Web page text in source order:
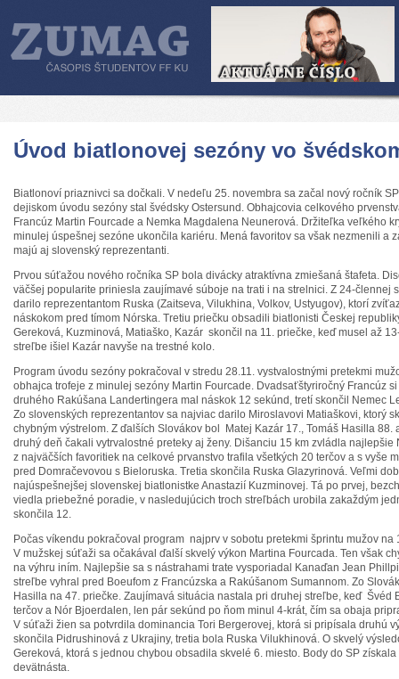
Úvod biatlonovej sezóny vo
Biatlonoví priaznivci sa dočkali. V nedeľu 25. novembra sa začal nový ročník
dejiskom úvodu sezóny stal švédsky Ostersund. Obhajcovia celkového
Francúz Martin Fourcade a Nemka Magdalena Neunerová. Držiteľka veľkého
minulej úspešnej sezóne ukončila kariéru. Mená favoritov sa však nezmenili a
majú aj slovenský reprezentanti.
Prvou súťažou nového ročníka SP bola divácky atraktívna zmiešaná štafeta.
väčšej popularite priniesla zaujímavé súboje na trati i na strelnici. Z 24-člennej
darilo reprezentantom Ruska (Zaitseva, Vilukhina, Volkov, Ustyugov), ktorí
náskokom pred tímom Nórska. Tretiu priečku obsadili biatlonisti Českej
Gereková, Kuzminová, Matiaško, Kazár skončil na 11. priečke, keď musel až
streľbe išiel Kazár navyše na trestné kolo.
Program úvodu sezóny pokračoval v stredu 28.11. vystvalostnými pretekmi
obhajca trofeje z minulej sezóny Martin Fourcade. Dvadsaťštyriročný Francúz
druhého Rakúšana Landertingera mal náskok 12 sekúnd, tretí skončil Nemec
Zo slovenských reprezentantov sa najviac darilo Miroslavovi Matiaškovi, ktorý
chybným výstrelom. Z ďalších Slovákov bol Matej Kazár 17., Tomáš Hasilla 88.
druhý deň čakali vytrvalostné preteky aj ženy. Dišanciu 15 km zvládla najlepšie
z najväčších favoritiek na celkové prvanstvo trafila všetkých 20 terčov a s vyše
pred Domračevovou s Bieloruska. Tretia skončila Ruska Glazyrinová. Veľmi
najúspešnejšej slovenskej biatlonistke Anastazií Kuzminovej. Tá po prvej,
viedla priebežné poradie, v nasledujúcich troch streľbách urobila zakaždým
skončila 12.
Počas víkendu pokračoval program najprv v sobotu pretekmi šprintu mužov na
V mužskej súťaži sa očakával ďalší skvelý výkon Martina Fourcada. Ten však
na výhru iním. Najlepšie sa s nástrahami trate vysporiadal Kanaďan Jean
streľbe vyhral pred Boeufom z Francúzska a Rakúšanom Sumannom. Zo
Hasilla na 47. priečke. Zaujímavá situácia nastala pri druhej streľbe, keď Švéd
terčov a Nór Bjoerdalen, len pár sekúnd po ňom minul 4-krát, čím sa obaja
V súťaži žien sa potvrdila dominancia Tori Bergerovej, ktorá si pripísala druhú
skončila Pidrushinová z Ukrajiny, tretia bola Ruska Vilukhinová. O skvelý
Gereková, ktorá s jednou chybou obsadila skvelé 6. miesto. Body do SP
devätnásta.